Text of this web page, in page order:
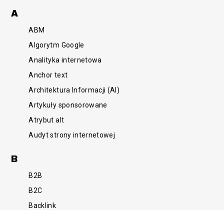
A
ABM
Algorytm Google
Analityka internetowa
Anchor text
Architektura Informacji (AI)
Artykuły sponsorowane
Atrybut alt
Audyt strony internetowej
B
B2B
B2C
Backlink